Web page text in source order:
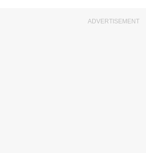
ADVERTISEMENT